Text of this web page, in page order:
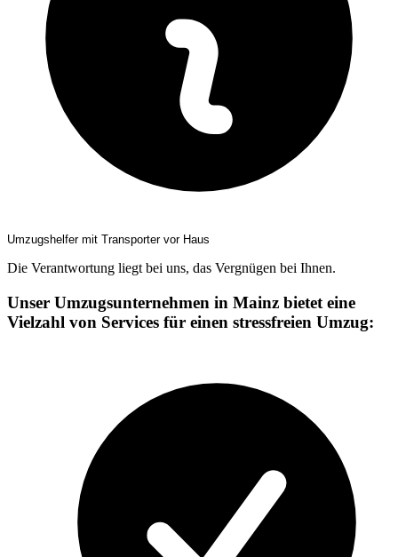
Umzugshelfer mit Transporter vor Haus
Die Verantwortung liegt bei uns, das Vergnügen bei Ihnen.
Unser Umzugsunternehmen in Mainz bietet eine
Vielzahl von Services für einen stressfreien Umzug: